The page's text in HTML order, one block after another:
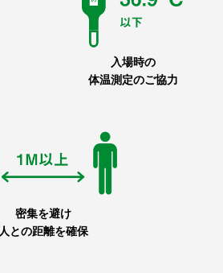
入場時の
体温測定のご協力
密集を避け
人との距離を確保